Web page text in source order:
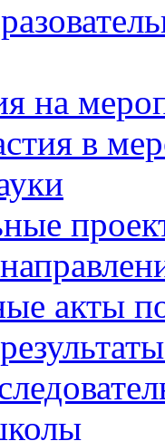
на
в
акты